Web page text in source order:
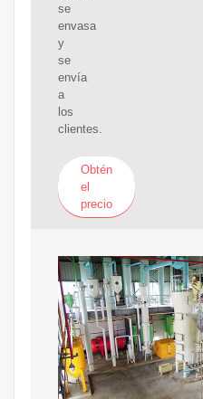
se
envasa
y
se
envía
a
los
clientes.
Obtén
el
precio